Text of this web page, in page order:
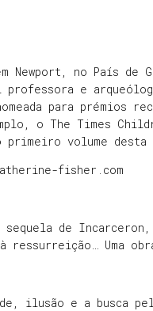
Newport, no País
e
para prémios
o The Times
volume desta
fisher.com
de Incarceron,
Uma
ilusão e a busca